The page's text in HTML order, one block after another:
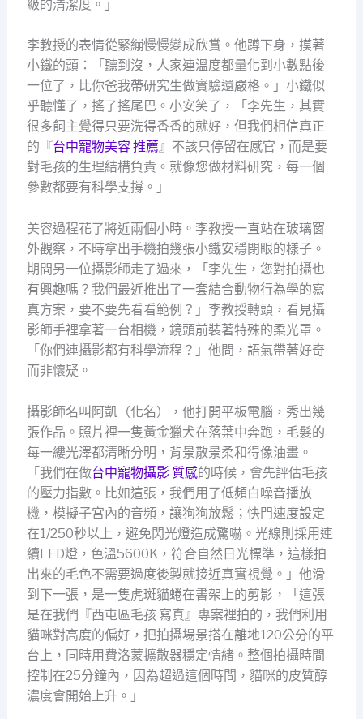
級的清潔度。」
李教授的表情從緊繃慢慢變成欣賞。他蹲下身，摸著
小鐵的頭：「聽到沒，人家連溫度都量化到小數點後
一位了，比你爸我帶研究生做實驗還嚴格。」小鐵似
乎聽懂了，搖了搖尾巴。小安笑了，「李先生，其實
很多飼主覺得只要洗得香香的就好，但我們相信真正
的『台中寵物美容 推薦』不該只停留在感官，而是要
對毛孩的生理結構負責。就像您做材料研究，每一個
參數都要有科學支撐。」
美容過程花了將近兩個小時。李教授一直站在玻璃窗
外觀察，不時拿出手機拍幾張小鐵安穩閉眼的樣子。
期間另一位攝影師走了過來，「李先生，您對拍攝也
有興趣嗎？我們最近推出了一套結合動物行為學的寫
真方案，要不要先看看範例？」李教授轉頭，看見攝
影師手裡拿著一台相機，鏡頭前裝著特殊的柔光罩。
「你們連攝影都有科學流程？」他問，語氣帶著好奇
而非懷疑。
攝影師名叫阿凱（化名），他打開平板電腦，秀出幾
張作品。照片裡一隻黃金獵犬在落葉中奔跑，毛髮的
每一縷光澤都清晰分明，背景散景柔和得像油畫。
「我們在做台中寵物攝影 質感的時候，會先評估毛孩
的壓力指數。比如這張，我們用了低頻白噪音播放
機，模擬子宮內的音頻，讓狗狗放鬆；快門速度設定
在1/250秒以上，避免閃光燈造成驚嚇。光線則採用連
續LED燈，色溫5600K，符合自然日光標準，這樣拍
出來的毛色不需要過度後製就接近真實視覺。」他滑
到下一張，是一隻虎斑貓蜷在書架上的剪影，「這張
是在我們『西屯區毛孩 寫真』專案裡拍的，我們利用
貓咪對高度的偏好，把拍攝場景搭在離地120公分的平
台上，同時用費洛蒙擴散器穩定情緒。整個拍攝時間
控制在25分鐘內，因為超過這個時間，貓咪的皮質醇
濃度會開始上升。」